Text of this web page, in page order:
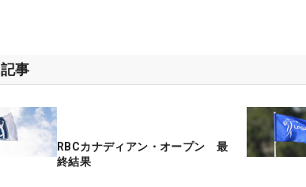
事
RBCカナディアン・オープン 最
終結果